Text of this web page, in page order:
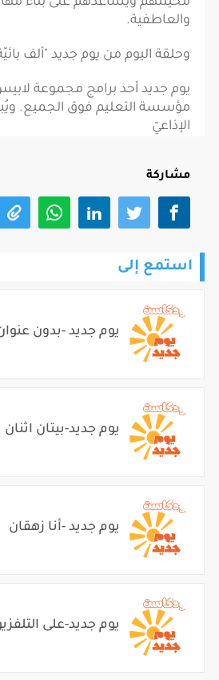
والعاطفية.
وحلقة اليوم من يوم جديد "ألف
يوم جديد أحد برامج مجموعة
مؤسسة التعليم فوق الجميع.
الإذاعيّ
مشاركة
استمع إلى
يوم جديد -بدون
يوم جديد-بيتان اثنان
يوم جديد -أنا زهقان
يوم جديد-على